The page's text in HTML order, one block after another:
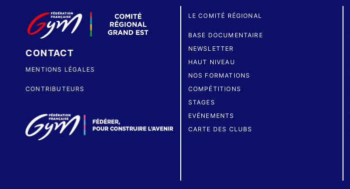
CONTACT
MENTIONS LÉGALES
CONTRIBUTEURS
LE COMITÉ RÉGIONAL
BASE DOCUMENTAIRE
NEWSLETTER
HAUT NIVEAU
NOS FORMATIONS
COMPÉTITIONS
STAGES
EVÉNEMENTS
CARTE DES CLUBS